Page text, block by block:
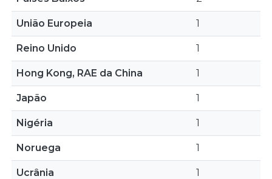
União Europeia 1
Reino Unido 1
Hong Kong, RAE da China 1
Japão 1
Nigéria 1
Noruega 1
Ucrânia 1